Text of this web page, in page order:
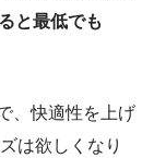
と最低でも
、快適性を上げ
は欲しくなり